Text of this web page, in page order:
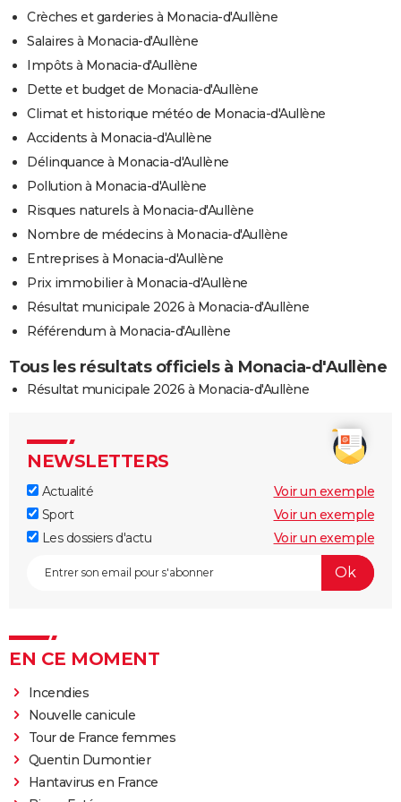
Crèches et garderies à Monacia-d'Aullène
Salaires à Monacia-d'Aullène
Impôts à Monacia-d'Aullène
Dette et budget de Monacia-d'Aullène
Climat et historique météo de Monacia-d'Aullène
Accidents à Monacia-d'Aullène
Délinquance à Monacia-d'Aullène
Pollution à Monacia-d'Aullène
Risques naturels à Monacia-d'Aullène
Nombre de médecins à Monacia-d'Aullène
Entreprises à Monacia-d'Aullène
Prix immobilier à Monacia-d'Aullène
Résultat municipale 2026 à Monacia-d'Aullène
Référendum à Monacia-d'Aullène
Tous les résultats officiels à Monacia-d'Aullène
Résultat municipale 2026 à Monacia-d'Aullène
NEWSLETTERS
Actualité
Voir un exemple
Sport
Voir un exemple
Les dossiers d'actu
Voir un exemple
EN CE MOMENT
Incendies
Nouvelle canicule
Tour de France femmes
Quentin Dumontier
Hantavirus en France